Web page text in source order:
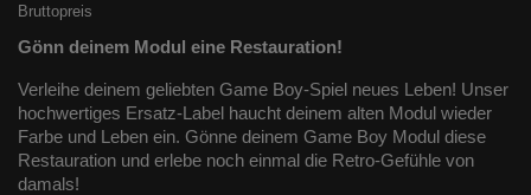
Bruttopreis
Gönn deinem Modul eine Restauration!
Verleihe deinem geliebten Game Boy-Spiel neues Leben! Unser
hochwertiges Ersatz-Label haucht deinem alten Modul wieder
Farbe und Leben ein. Gönne deinem Game Boy Modul diese
Restauration und erlebe noch einmal die Retro-Gefühle von
damals!